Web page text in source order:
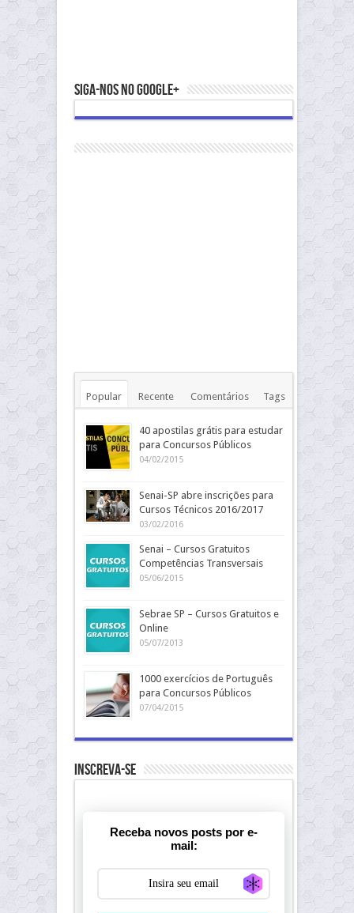
Siga-nos no Google+
Popular Recente Comentários Tags
40 apostilas grátis para estudar
para Concursos Públicos
04/02/2015
Senai-SP abre inscrições para
Cursos Técnicos 2016/2017
03/02/2016
Senai – Cursos Gratuitos
Competências Transversais
05/06/2015
Sebrae SP – Cursos Gratuitos e
Online
05/07/2013
1000 exercícios de Português
para Concursos Públicos
07/04/2015
Inscreva-se
Receba novos posts por e-
mail:
Generate new